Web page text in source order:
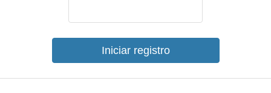
Iniciar registro